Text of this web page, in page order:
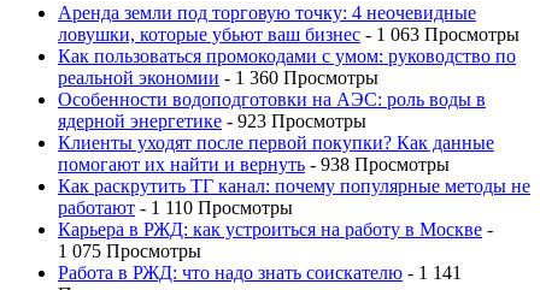
Аренда земли под торговую точку: 4 неочевидные
ловушки, которые убьют ваш бизнес - 1 063 Просмотры
Как пользоваться промокодами с умом: руководство по
реальной экономии - 1 360 Просмотры
Особенности водоподготовки на АЭС: роль воды в
ядерной энергетике - 923 Просмотры
Клиенты уходят после первой покупки? Как данные
помогают их найти и вернуть - 938 Просмотры
Как раскрутить ТГ канал: почему популярные методы не
работают - 1 110 Просмотры
Карьера в РЖД: как устроиться на работу в Москве -
1 075 Просмотры
Работа в РЖД: что надо знать соискателю - 1 141